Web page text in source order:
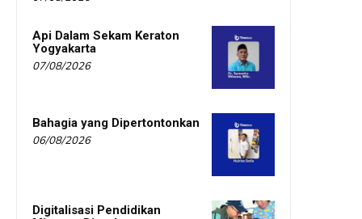
Api Dalam Sekam Keraton
Yogyakarta
07/08/2026
Bahagia yang Dipertontonkan
06/08/2026
Digitalisasi Pendidikan